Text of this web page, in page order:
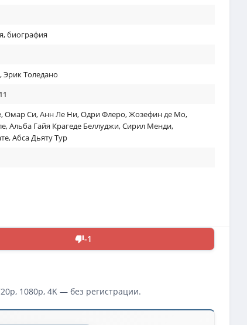
,биография
,Эрик Толедано
,Омар Си,Анн Ле Ни,Одри Флеро,Жозефин де Мо,
,Альба Гайя Крагеде Беллуджи,Сирил Менди,
,Абса Дьяту Тур
-1
1080p, 4K — без регистрации.